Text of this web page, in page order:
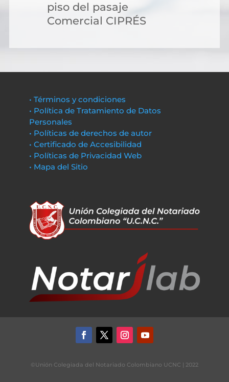
piso del pasaje
Comercial CIPRÉS
• Términos y condiciones
• Política de Tratamiento de Datos
Personales
• Políticas de derechos de autor
• Certificado de Accesibilidad
• Políticas de Privacidad Web
• Mapa del Sitio
©Unión Colegiada del Notariado Colombiano UCNC | 2022